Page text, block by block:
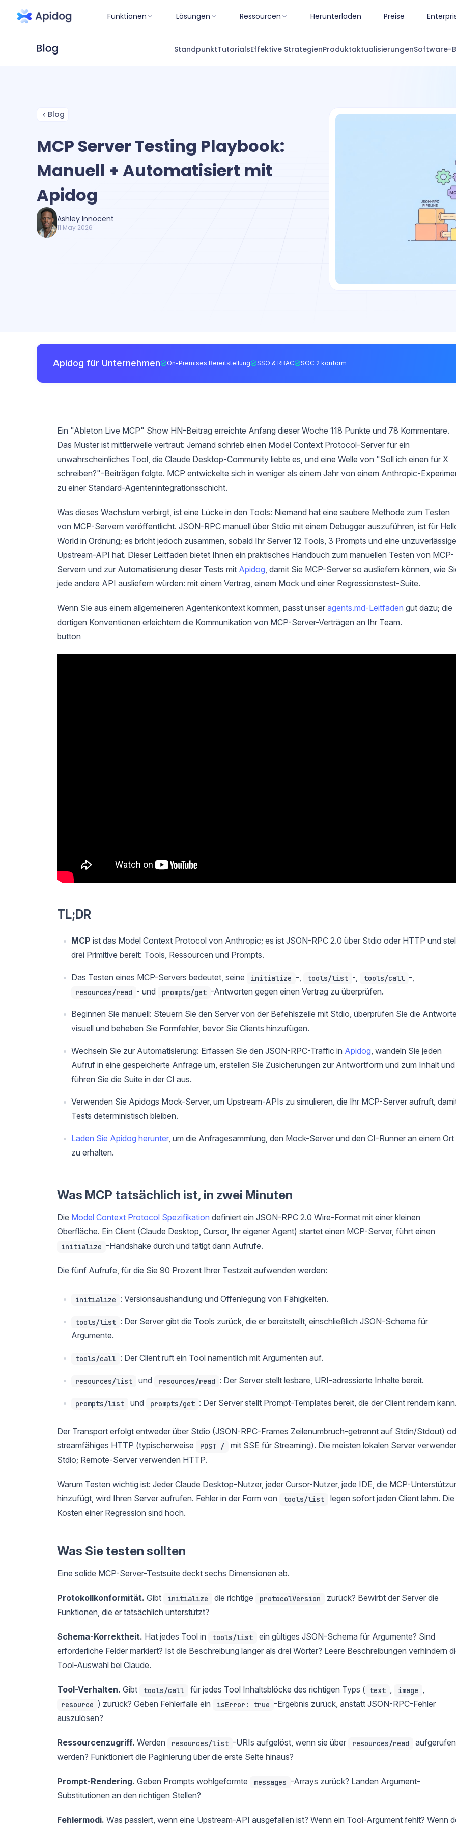
Funktionen Lösungen Ressourcen Herunterladen Preise
StandpunktTutorialsEffektive StrategienProduktaktualisierungenSoftware-
Blog
MCP Server Testing Playbook:
Manuell + Automatisiert mit
Apidog
Ashley Innocent
11 May 2026
Apidog für Unternehmen On-Premises Bereitstellung SSO & RBAC SOC 2 konform
Ein "Ableton Live MCP" Show HN-Beitrag erreichte Anfang dieser Woche 118 Punkte und 78 Kommentare.
Das Muster ist mittlerweile vertraut: Jemand schrieb einen Model Context Protocol-Server für ein
unwahrscheinliches Tool, die Claude Desktop-Community liebte es, und eine Welle von "Soll ich einen für X
schreiben?"-Beiträgen folgte. MCP entwickelte sich in weniger als einem Jahr von einem Anthropic-
zu einer Standard-Agentenintegrationsschicht.
Was dieses Wachstum verbirgt, ist eine Lücke in den Tools: Niemand hat eine saubere Methode zum Testen
von MCP-Servern veröffentlicht. JSON-RPC manuell über Stdio mit einem Debugger auszuführen, ist für
World in Ordnung; es bricht jedoch zusammen, sobald Ihr Server 12 Tools, 3 Prompts und eine unzuverlässige
Upstream-API hat. Dieser Leitfaden bietet Ihnen ein praktisches Handbuch zum manuellen Testen von MCP-
Servern und zur Automatisierung dieser Tests mit Apidog , damit Sie MCP-Server so ausliefern können, wie
jede andere API ausliefern würden: mit einem Vertrag, einem Mock und einer Regressionstest-Suite.
Wenn Sie aus einem allgemeineren Agentenkontext kommen, passt unser agents.md-Leitfaden gut dazu; die
dortigen Konventionen erleichtern die Kommunikation von MCP-Server-Verträgen an Ihr Team.
button
TL;DR
MCP ist das Model Context Protocol von Anthropic; es ist JSON-RPC 2.0 über Stdio oder HTTP und
drei Primitive bereit: Tools, Ressourcen und Prompts.
Das Testen eines MCP-Servers bedeutet, seine initialize -, tools/list -, tools/call -,
resources/read - und prompts/get -Antworten gegen einen Vertrag zu überprüfen.
Beginnen Sie manuell: Steuern Sie den Server von der Befehlszeile mit Stdio, überprüfen Sie die
visuell und beheben Sie Formfehler, bevor Sie Clients hinzufügen.
Wechseln Sie zur Automatisierung: Erfassen Sie den JSON-RPC-Traffic in Apidog , wandeln Sie jeden
Aufruf in eine gespeicherte Anfrage um, erstellen Sie Zusicherungen zur Antwortform und zum Inhalt und
führen Sie die Suite in der CI aus.
Verwenden Sie Apidogs Mock-Server, um Upstream-APIs zu simulieren, die Ihr MCP-Server aufruft,
Tests deterministisch bleiben.
Laden Sie Apidog herunter, um die Anfragesammlung, den Mock-Server und den CI-Runner an einem Ort
zu erhalten.
Was MCP tatsächlich ist, in zwei Minuten
Die Model Context Protocol Spezifikation definiert ein JSON-RPC 2.0 Wire-Format mit einer kleinen
Oberfläche. Ein Client (Claude Desktop, Cursor, Ihr eigener Agent) startet einen MCP-Server, führt einen
initialize -Handshake durch und tätigt dann Aufrufe.
Die fünf Aufrufe, für die Sie 90 Prozent Ihrer Testzeit aufwenden werden:
initialize : Versionsaushandlung und Offenlegung von Fähigkeiten.
tools/list : Der Server gibt die Tools zurück, die er bereitstellt, einschließlich JSON-Schema für
Argumente.
tools/call : Der Client ruft ein Tool namentlich mit Argumenten auf.
resources/list und resources/read : Der Server stellt lesbare, URI-adressierte Inhalte bereit.
prompts/list und prompts/get : Der Server stellt Prompt-Templates bereit, die der Client rendern
Der Transport erfolgt entweder über Stdio (JSON-RPC-Frames Zeilenumbruch-getrennt auf Stdin/Stdout)
streamfähiges HTTP (typischerweise
POST /
mit SSE für Streaming). Die meisten lokalen Server
Stdio; Remote-Server verwenden HTTP.
Warum Testen wichtig ist: Jeder Claude Desktop-Nutzer, jeder Cursor-Nutzer, jede IDE, die MCP-
hinzufügt, wird Ihren Server aufrufen. Fehler in der Form von
tools/list
legen sofort jeden Client lahm. Die
Kosten einer Regression sind hoch.
Was Sie testen sollten
Eine solide MCP-Server-Testsuite deckt sechs Dimensionen ab.
Protokollkonformität. Gibt initialize die richtige protocolVersion
zurück? Bewirbt der Server die
Funktionen, die er tatsächlich unterstützt?
Schema-Korrektheit. Hat jedes Tool in tools/list
ein gültiges JSON-Schema für Argumente? Sind
erforderliche Felder markiert? Ist die Beschreibung länger als drei Wörter? Leere Beschreibungen verhindern
Tool-Auswahl bei Claude.
Tool-Verhalten. Gibt tools/call für jedes Tool Inhaltsblöcke des richtigen Typs ( text image
resource ) zurück? Geben Fehlerfälle ein isError: true -Ergebnis zurück, anstatt JSON-RPC-Fehler
auszulösen?
Ressourcenzugriff. Werden resources/list -URIs aufgelöst, wenn sie über resources/read
aufgerufen
werden? Funktioniert die Paginierung über die erste Seite hinaus?
Prompt-Rendering. Geben Prompts wohlgeformte messages -Arrays zurück? Landen Argument-
Substitutionen an den richtigen Stellen?
Fehlermodi. Was passiert, wenn eine Upstream-API ausgefallen ist? Wenn ein Tool-Argument fehlt? Wenn